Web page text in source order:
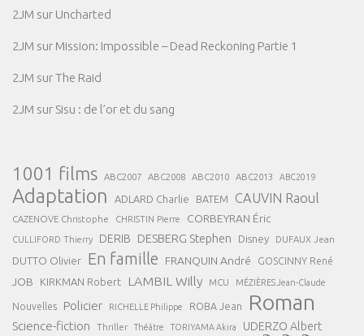
2JM sur Uncharted
2JM sur Mission: Impossible – Dead Reckoning Partie 1
2JM surThe Raid
2JM sur Sisu : de l’or et du sang
1001 films ABC2007 ABC2008 ABC2010 ABC2013 ABC2019
Adaptation ADLARD Charlie BATEM CAUVIN Raoul
CAZENOVE Christophe CHRISTIN Pierre CORBEYRAN Éric
CULLIFORD Thierry DERIB DESBERG Stephen Disney DUFAUX Jean
DUTTO Olivier En famille FRANQUIN André GOSCINNY René
JOB KIRKMAN Robert LAMBIL Willy MCU MÉZIÈRES Jean-Claude
Nouvelles Policier RICHELLE Philippe ROBA Jean Roman
Science-fiction Thriller Théâtre TORIYAMA Akira UDERZO Albert